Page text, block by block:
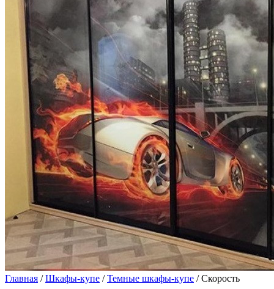
Главная /Шкафы-купе /Темные шкафы-купе / Скорость